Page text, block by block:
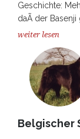
Geschichte:
daÃ der Basenji
weiter lesen
Belgischer